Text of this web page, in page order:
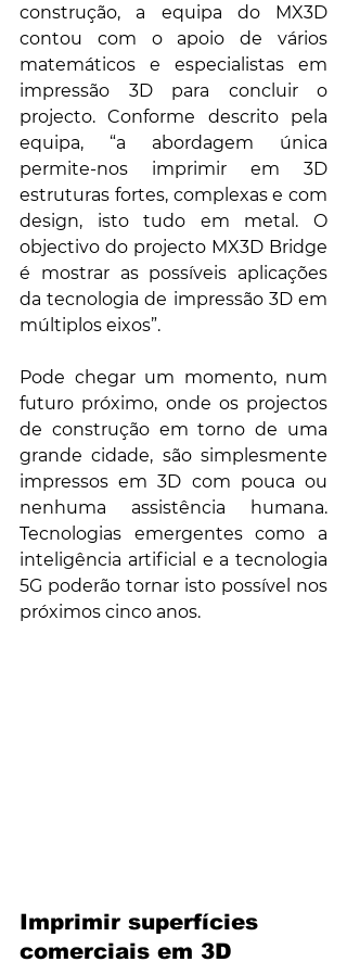
construção, a equipa do MX3D
contou com o apoio de vários
matemáticos e especialistas em
impressão 3D para concluir o
projecto. Conforme descrito pela
equipa, “a abordagem única
permite-nos imprimir em 3D
estruturas fortes, complexas e com
design, isto tudo em metal. O
objectivo do projecto MX3D Bridge
é mostrar as possíveis aplicações
da tecnologia de impressão 3D em
múltiplos eixos”.
Pode chegar um momento, num
futuro próximo, onde os projectos
de construção em torno de uma
grande cidade, são simplesmente
impressos em 3D com pouca ou
nenhuma assistência humana.
Tecnologias emergentes como a
inteligência artificial e a tecnologia
5G poderão tornar isto possível nos
próximos cinco anos.
Imprimir superfícies
comerciais em 3D